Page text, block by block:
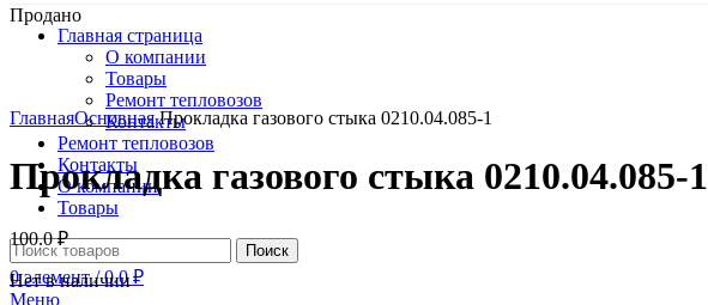
Главная страница
О компании
Товары
Ремонт тепловозов
Контакты
Ремонт тепловозов
Контакты
О компании
Товары
Поиск
0элемент / 0.0₽
Меню
Продано
Нажмите, чтобы увеличить
ГлавнаяОсновнаяПрокладка газового стыка 0210.04.085-1
Прокладка газового стыка 0210.04.085-1
100.0₽
Нет в наличии